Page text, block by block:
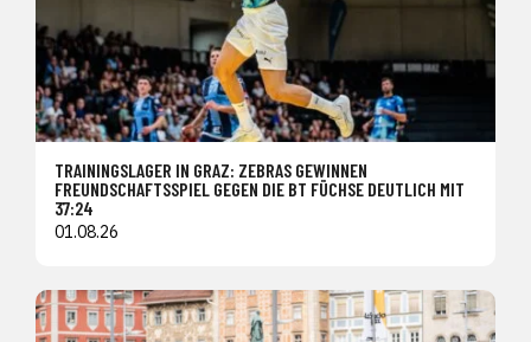
TRAININGSLAGER IN GRAZ: ZEBRAS GEWINNEN
FREUNDSCHAFTSSPIEL GEGEN DIE BT FÜCHSE DEUTLICH MIT
37:24
01.08.26